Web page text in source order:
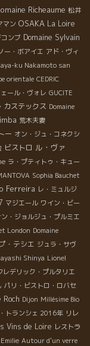
Richeaume 松井
マン OSAKA La Loire
ンブ Domaine Sylvain
ー・ボアイエ アド・ヴィ
ku Nakamoto san
orientale CEDRIC
ール・ヴォレ GUCITE
カステックス Domaine
荒木夫妻
ー オン・ジュ・コネクシ
ビストロ ル・ヴァ
ラ・プティトゥ・キュー
Sophia Bauchet
Ferreira レ・ミュルジ
マジエール ワイン・ビー
・ジョルジュ・プルミエ
London Domaine
・テシエ ジュラ・サヴ
Shinya Lionel
レデリック・プルタリエ
パリ・ビストロ・ロバセ
Roch Dijon Millésime Bio
トランシェ 2016年 リレ
Vins de Loire レストラ
Emilie Autour d'un verre